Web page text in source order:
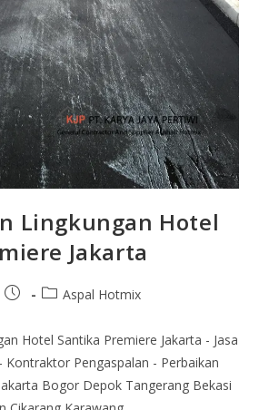
Lingkungan Hotel
Jakarta
Aspal Hotmix
Hotel Santika Premiere Jakarta - Jasa
Kontraktor Pengaspalan - Perbaikan
Bogor Depok Tangerang Bekasi